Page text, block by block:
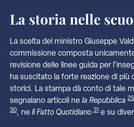
La storia nelle
La scelta del ministro Giuseppe
commissione composta
revisione delle linee guida per
ha suscitato la forte reazione di più
storici. La stampa dà conto di tale
segnalano articoli ne la Repubblica 29
30, ne il Fatto Quotidiano 31 e su